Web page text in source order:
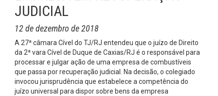
JUDICIAL
12 de dezembro de 2018
A 27ª câmara Cível do TJ/RJ entendeu que o juízo de Direito
da 2ª vara Cível de Duque de Caxias/RJ é o responsável para
processar e julgar ação de uma empresa de combustíveis
que passa por recuperação judicial. Na decisão, o colegiado
invocou jurisprudência que estabelece a competência do
juízo universal para dispor sobre bens da empresa